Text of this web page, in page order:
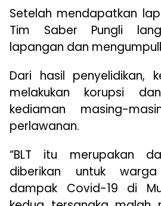
Setelah mendapatkan
Tim Saber Pungli
lapangan dan
Dari hasil penyelidikan,
melakukan korupsi
kediaman masing-
perlawanan.
“BLT itu merupakan
diberikan untuk
dampak Covid-19 di